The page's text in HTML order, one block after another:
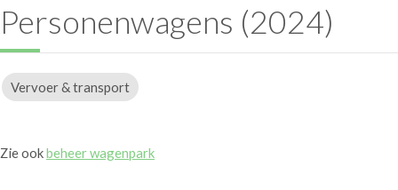
Personenwagens (2024)
Vervoer & transport
Zie ookbeheer wagenpark